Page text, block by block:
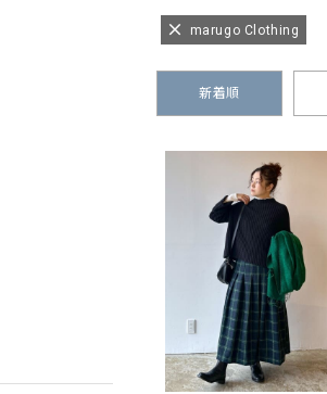
バッグ
ソックス
その他雑貨
marugo Clothing
新着順